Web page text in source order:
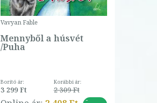
Vavyan Fable
Mennyből a húsvét
/Puha
Borító ár:
3 299 Ft
Korábbi ár:
2 309 Ft
-